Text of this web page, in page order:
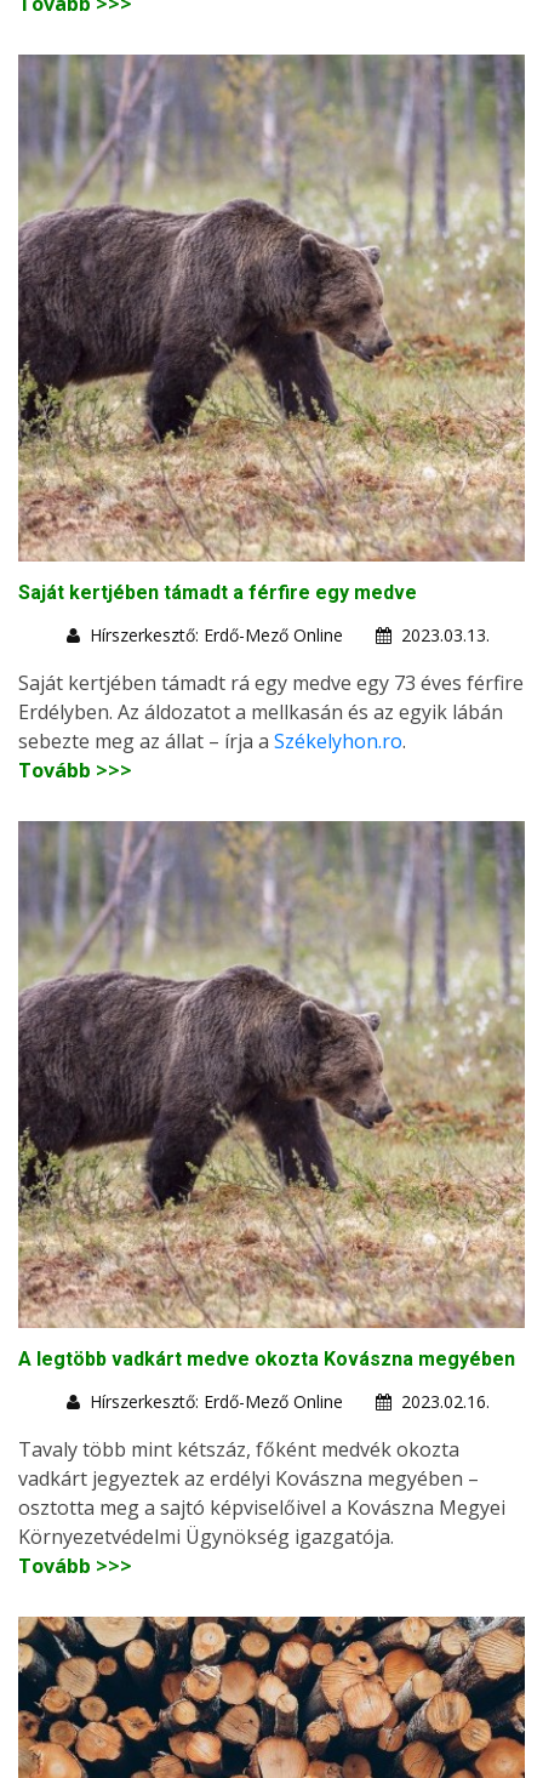
Saját kertjében támadt a férfire egy medve
Hírszerkesztő: Erdő-Mező Online
2023.03.13.
Saját kertjében támadt rá egy medve egy 73 éves férfire
Erdélyben. Az áldozatot a mellkasán és az egyik lábán
sebezte meg az állat – írja a Székelyhon.ro.
Tovább >>>
A legtöbb vadkárt medve okozta Kovászna megyében
Hírszerkesztő: Erdő-Mező Online
2023.02.16.
Tavaly több mint kétszáz, főként medvék okozta
vadkárt jegyeztek az erdélyi Kovászna megyében –
osztotta meg a sajtó képviselőivel a Kovászna Megyei
Környezetvédelmi Ügynökség igazgatója.
Tovább >>>